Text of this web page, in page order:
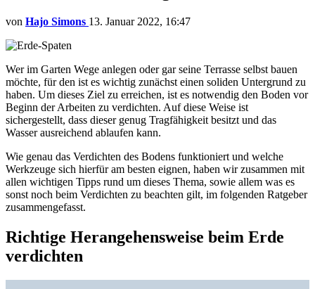
von Hajo Simons 13. Januar 2022, 16:47
Wer im Garten Wege anlegen oder gar seine Terrasse selbst bauen
möchte, für den ist es wichtig zunächst einen soliden Untergrund zu
haben. Um dieses Ziel zu erreichen, ist es notwendig den Boden vor
Beginn der Arbeiten zu verdichten. Auf diese Weise ist
sichergestellt, dass dieser genug Tragfähigkeit besitzt und das
Wasser ausreichend ablaufen kann.
Wie genau das Verdichten des Bodens funktioniert und welche
Werkzeuge sich hierfür am besten eignen, haben wir zusammen mit
allen wichtigen Tipps rund um dieses Thema, sowie allem was es
sonst noch beim Verdichten zu beachten gilt, im folgenden Ratgeber
zusammengefasst.
Richtige Herangehensweise beim Erde
verdichten